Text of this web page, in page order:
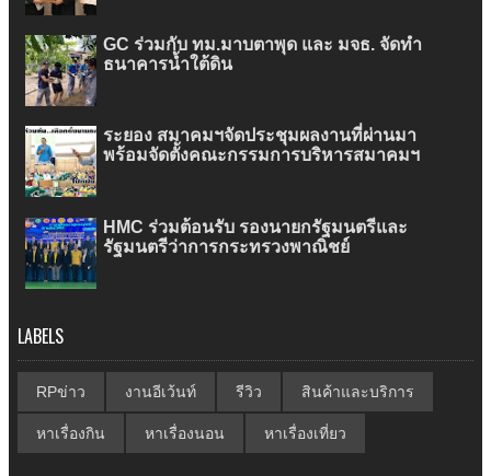
GC ร่วมกับ ทม.มาบตาพุด และ มจธ. จัดทำ
ธนาคารน้ำใต้ดิน
ระยอง สมาคมฯจัดประชุมผลงานที่ผ่านมา
พร้อมจัดตั้งคณะกรรมการบริหารสมาคมฯ
HMC ร่วมต้อนรับ รองนายกรัฐมนตรีและ
รัฐมนตรีว่าการกระทรวงพาณิชย์
LABELS
RPข่าว งานอีเว้นท์ รีวิว สินค้าและบริการ
หาเรื่องกิน หาเรื่องนอน หาเรื่องเที่ยว